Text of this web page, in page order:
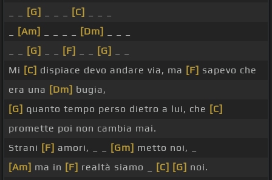
[G] [C]
[Am] [Dm]
[G] [F] [G]
Mi [C] dispiace devo andare via, ma [F] sapevo che
era una [Dm] bugia,
[G] quanto tempo perso dietro a lui, che [C]
promette poi non cambia mai.
Strani [F] amori, _ _ [Gm] metto noi, _
[Am] ma in [F] realtà siamo _ [C] [G] noi.